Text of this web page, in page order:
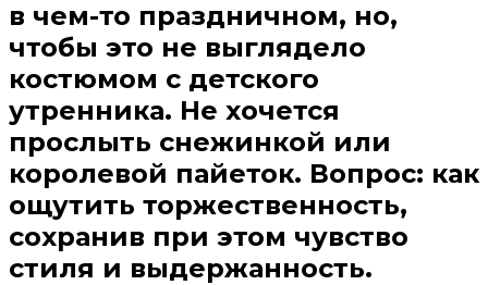
в чем-то праздничном, но,
чтобы это не выглядело
костюмом с детского
утренника. Не хочется
прослыть снежинкой или
королевой пайеток. Вопрос: как
ощутить торжественность,
сохранив при этом чувство
стиля и выдержанность.